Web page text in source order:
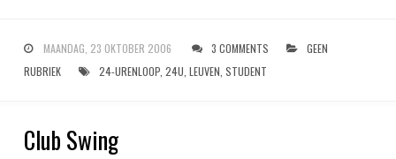
MAANDAG, 23 OKTOBER 2006 3 COMMENTS
GEEN
RUBRIEK
24-URENLOOP, 24U LEUVEN STUDENT
Club Swing